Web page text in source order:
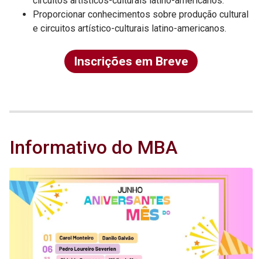
Proporcionar conhecimentos sobre produção cultural
e circuitos artístico-culturais latino-americanos.
Inscrições em Breve
Informativo do MBA